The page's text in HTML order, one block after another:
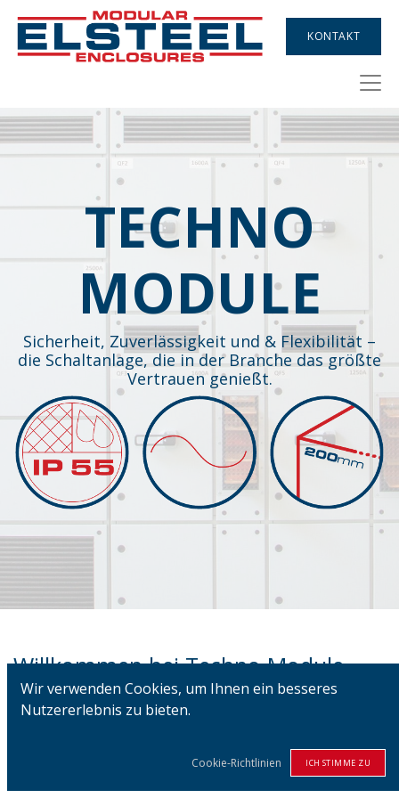
KONTAKT
TECHNO
MODULE
Sicherheit, Zuverlässigkeit und & Flexibilität –
die Schaltanlage, die in der Branche das größte
Vertrauen genießt.
Willkommen bei Techno Module
(Basic Framework Modular System)
Gehäuselösung. Unsere patentierte
Modularkonstruktion ist für die Fertigung von
Wir verwenden Cookies, um Ihnen ein besseres
Nutzererlebnis zu bieten.
Cookie-Richtlinien ICH STIMME ZU